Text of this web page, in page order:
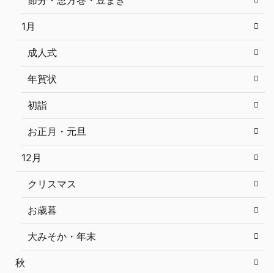
1月
成人式
年賀状
初詣
お正月・元旦
12月
クリスマス
お歳暮
大みそか・年末
秋